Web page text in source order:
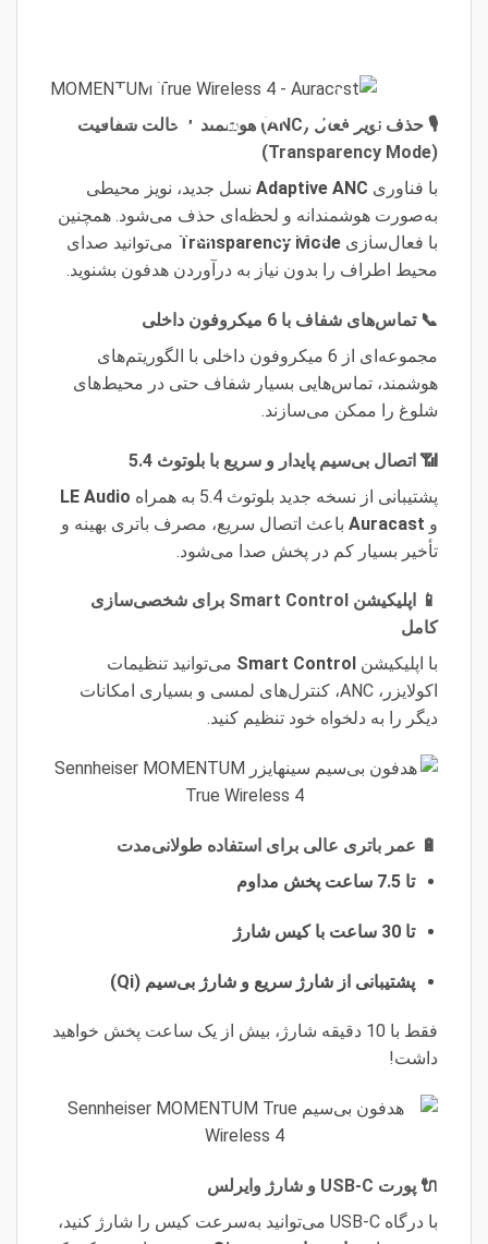
برای شنیدن آماده
کیفیت و ضوح صدا حق شماست
🎙️ حذف نویز فعال (ANC) هوشمند + حالت شفافیت
(Transparency Mode)
با فناوری Adaptive ANC نسل جدید، نویز محیطی
به‌صورت هوشمندانه و لحظه‌ای حذف می‌شود. همچنین
با فعال‌سازی Transparency Mode می‌توانید صدای
محیط اطراف را بدون نیاز به درآوردن هدفون بشنوید.
📞 تماس‌های شفاف با 6 میکروفون داخلی
مجموعه‌ای از 6 میکروفون داخلی با الگوریتم‌های
هوشمند، تماس‌هایی بسیار شفاف حتی در محیط‌های
شلوغ را ممکن می‌سازند.
📶 اتصال بی‌سیم پایدار و سریع با بلوتوث 5.4
پشتیبانی از نسخه جدید بلوتوث 5.4 به همراه
LE Audio
و Auracast باعث اتصال سریع، مصرف باتری بهینه و
تأخیر بسیار کم در پخش صدا می‌شود.
📱 اپلیکیشن Smart Control برای شخصی‌سازی
کامل
با اپلیکیشن Smart Control می‌توانید تنظیمات
اکولایزر، ANC، کنترل‌های لمسی و بسیاری امکانات
دیگر را به دلخواه خود تنظیم کنید.
🔋 عمر باتری عالی برای استفاده طولانی‌مدت
تا 7.5 ساعت پخش مداوم
تا 30 ساعت با کیس شارژ
پشتیبانی از شارژ سریع و شارژ بی‌سیم (Qi)
فقط با 10 دقیقه شارژ، بیش از یک ساعت پخش خواهید
داشت!
🔌 پورت USB-C و شارژ وایرلس
با درگاه USB-C می‌توانید به‌سرعت کیس را شارژ کنید،